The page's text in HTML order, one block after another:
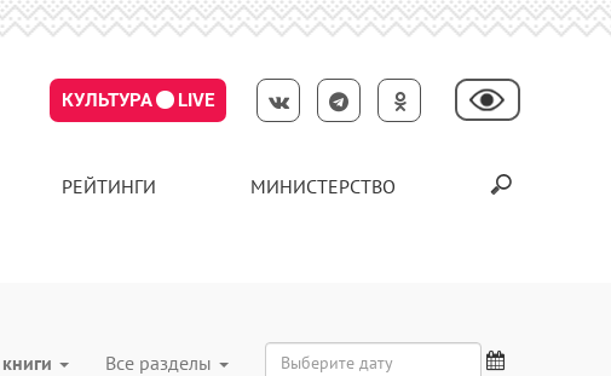
КУЛЬТУРА LIVE
РЕЙТИНГИ МИНИСТЕРСТВО
Все разделы